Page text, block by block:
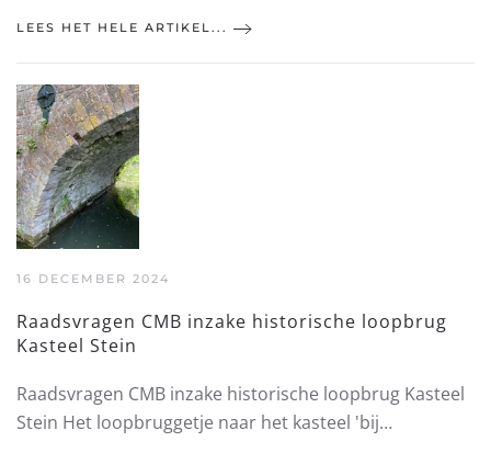
LEES HET HELE ARTIKEL...
16 DECEMBER 2024
Raadsvragen CMB inzake historische loopbrug
Kasteel Stein
Raadsvragen CMB inzake historische loopbrug Kasteel
Stein Het loopbruggetje naar het kasteel 'bij…